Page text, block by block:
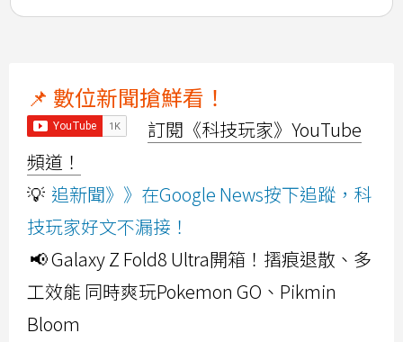
📌 數位新聞搶鮮看！
訂閱《科技玩家》YouTube
頻道！
💡 追新聞》》在Google News按下追蹤，科
技玩家好文不漏接！
📢 Galaxy Z Fold8 Ultra開箱！摺痕退散、多
工效能 同時爽玩Pokemon GO、Pikmin
Bloom